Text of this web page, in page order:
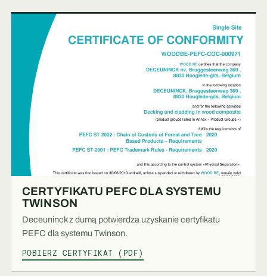
CERTYFIKATU PEFC DLA SYSTEMU
TWINSON
Deceuninck z dumą potwierdza uzyskanie certyfikatu
PEFC dla systemu Twinson.
POBIERZ CERTYFIKAT (PDF)